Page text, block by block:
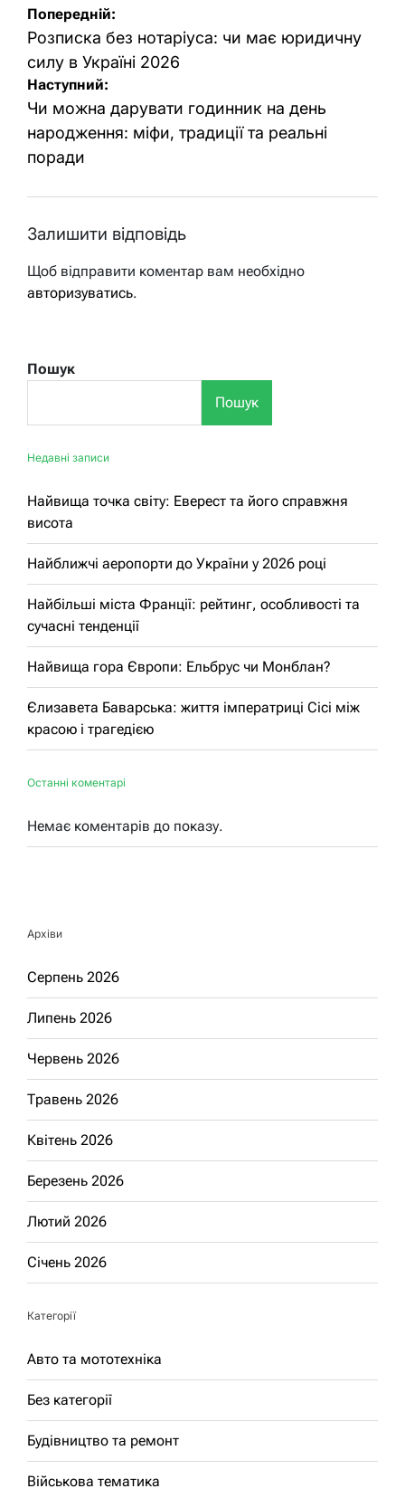
Навігація
записів
Попередній:
Розписка без нотаріуса: чи має юридичну
силу в Україні 2026
Наступний:
Чи можна дарувати годинник на день
народження: міфи, традиції та реальні
поради
Залишити відповідь
Щоб відправити коментар вам необхідно
авторизуватись.
Пошук
Пошук
Недавні записи
Найвища точка світу: Еверест та його справжня
висота
Найближчі аеропорти до України у 2026 році
Найбільші міста Франції: рейтинг, особливості та
сучасні тенденції
Найвища гора Європи: Ельбрус чи Монблан?
Єлизавета Баварська: життя імператриці Сісі між
красою і трагедією
Останні коментарі
Немає коментарів до показу.
Архіви
Серпень 2026
Липень 2026
Червень 2026
Травень 2026
Квітень 2026
Березень 2026
Лютий 2026
Січень 2026
Категорії
Авто та мототехніка
Без категорії
Будівництво та ремонт
Військова тематика